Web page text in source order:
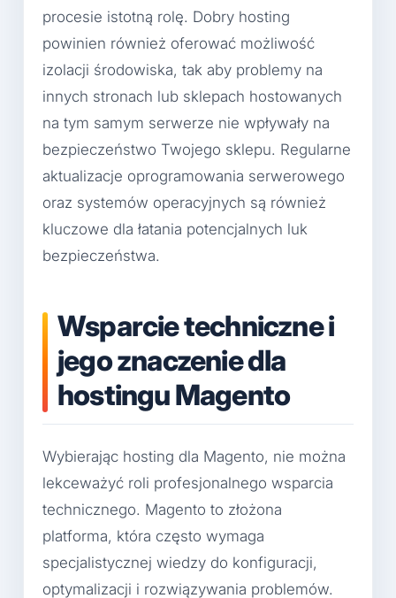
procesie istotną rolę. Dobry hosting
powinien również oferować możliwość
izolacji środowiska, tak aby problemy na
innych stronach lub sklepach hostowanych
na tym samym serwerze nie wpływały na
bezpieczeństwo Twojego sklepu. Regularne
aktualizacje oprogramowania serwerowego
oraz systemów operacyjnych są również
kluczowe dla łatania potencjalnych luk
bezpieczeństwa.
Wsparcie techniczne i
jego znaczenie dla
hostingu Magento
Wybierając hosting dla Magento, nie można
lekceważyć roli profesjonalnego wsparcia
technicznego. Magento to złożona
platforma, która często wymaga
specjalistycznej wiedzy do konfiguracji,
optymalizacji i rozwiązywania problemów.